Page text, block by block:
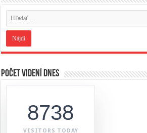
Počet videní dnes
8738
VISITORS TODAY